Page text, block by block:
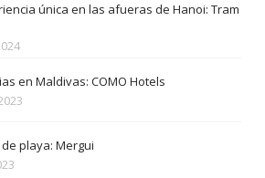
única en las afueras de Hanoi: Tram
en Maldivas: COMO Hotels
playa: Mergui